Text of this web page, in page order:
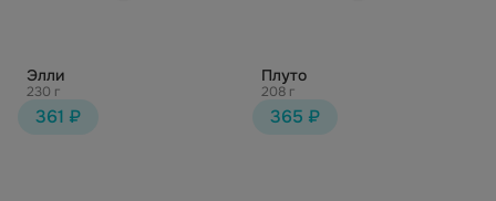
Элли
230 г
361 ₽
Плуто
208 г
365 ₽